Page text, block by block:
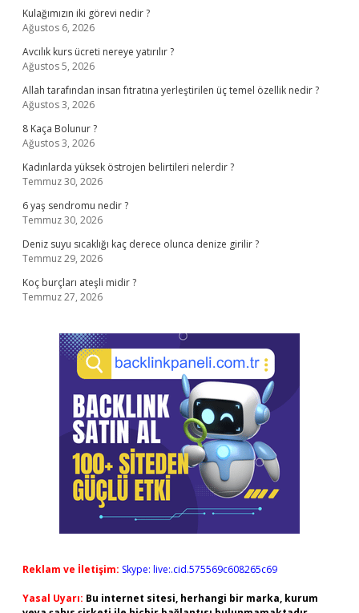
Kulağımızın iki görevi nedir ?
Ağustos 6, 2026
Avcılık kurs ücreti nereye yatırılır ?
Ağustos 5, 2026
Allah tarafından insan fıtratına yerleştirilen üç temel özellik nedir ?
Ağustos 3, 2026
8 Kaça Bolunur ?
Ağustos 3, 2026
Kadınlarda yüksek östrojen belirtileri nelerdir ?
Temmuz 30, 2026
6 yaş sendromu nedir ?
Temmuz 30, 2026
Deniz suyu sıcaklığı kaç derece olunca denize girilir ?
Temmuz 29, 2026
Koç burçları ateşli midir ?
Temmuz 27, 2026
Reklam ve İletişim: Skype: live:.cid.575569c608265c69
Yasal Uyarı: Bu internet sitesi, herhangi bir marka, kurum